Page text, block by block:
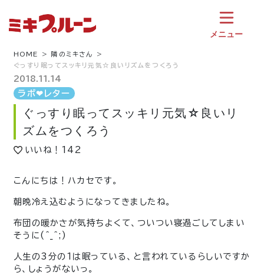
メニュー
HOME
隣のミキさん
ぐっすり眠ってスッキリ元気☆良いリズムをつくろう
2018.11.14
ラボ❤︎レター
ぐっすり眠ってスッキリ元気☆良いリ
ズムをつくろう
いいね！ 142
こんにちは！ハカセです。
朝晩冷え込むようになってきましたね。
布団の暖かさが気持ちよくて、ついつい寝過ごしてしまい
そうに(^_^;)
人生の3分の1は眠っている、と言われているらしいですか
ら、しょうがないっ。